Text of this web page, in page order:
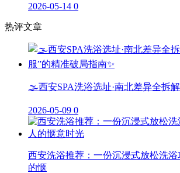
2026-05-14 0
热评文章
🌫️西安SPA洗浴选址·南北差异全拆
2026-05-09 0
西安洗浴推荐：一份沉浸式放松洗浴
的惬